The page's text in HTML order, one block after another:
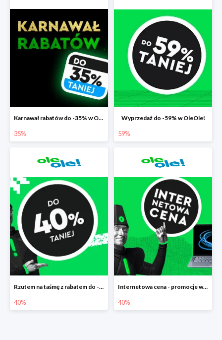
Karnawał rabatów do -35% w OleOle!
35%
Wyprzedaż do -59% w OleOle!
59%
Rzutem na taśmę z rabatem do -40%
40%
Internetowa cena - promocje w Ole Ole! do -40%
40%